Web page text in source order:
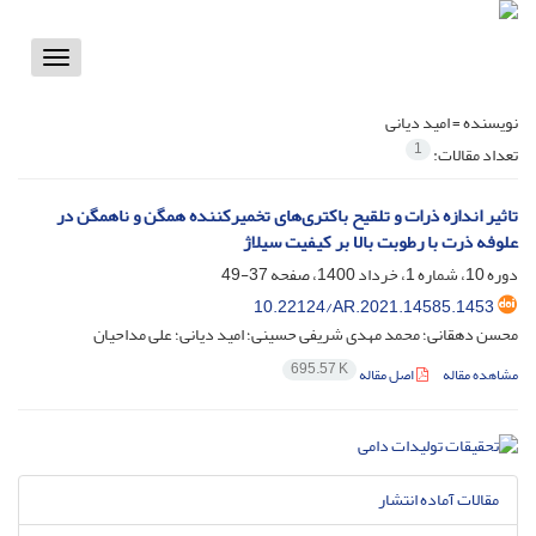
Toggle
نویسنده =امید دیانی
تعداد مقالات: 1
تاثیر اندازه ذرات و تلقیح باکتری‌های تخمیرکننده همگن و ناهمگن در
علوفه‏ ذرت با رطوبت بالا بر کیفیت سیلاژ
دوره 10، شماره 1، خرداد 1400، صفحه
37-49
10.22124/AR.2021.14585.1453
محسن دهقانی؛ محمد مهدی شریفی حسینی؛ امید دیانی؛ علی مداحیان
مشاهده مقاله اصل مقاله 695.57 K
مقالات آماده انتشار